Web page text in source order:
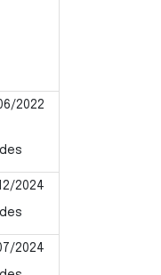
2022
2024
2024